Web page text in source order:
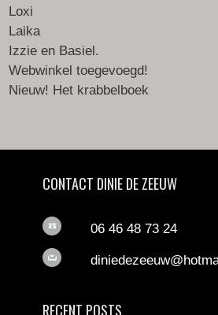
Loxi
Laika
Izzie en Basiel.
Webwinkel toegevoegd!
Nieuw! Het krabbelboek
CONTACT DINIE DE ZEEUW
06 46 48 73 24
RECENT POSTS